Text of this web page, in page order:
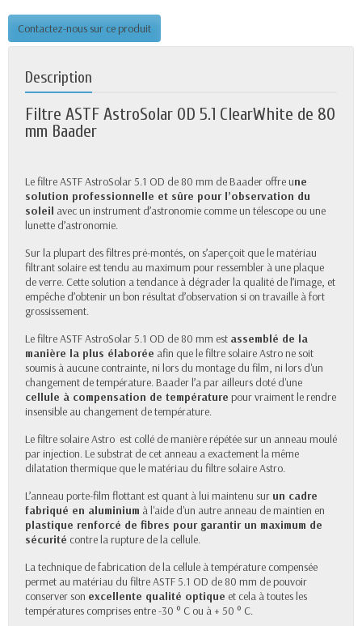
Contactez-nous sur ce produit
Description
Filtre ASTF AstroSolar OD 5.1 ClearWhite de 80
mm Baader
Le filtre ASTF AstroSolar 5.1 OD de 80 mm de Baader offre une
solution professionnelle et sûre pour l’observation du
soleil avec un instrument d’astronomie comme un télescope ou une
lunette d’astronomie.
Sur la plupart des filtres pré-montés, on s’aperçoit que le matériau
filtrant solaire est tendu au maximum pour ressembler à une plaque
de verre. Cette solution a tendance à dégrader la qualité de l’image, et
empêche d’obtenir un bon résultat d’observation si on travaille à fort
grossissement.
Le filtre ASTF AstroSolar 5.1 OD de 80 mm est assemblé de la
manière la plus élaborée afin que le filtre solaire Astro ne soit
soumis à aucune contrainte, ni lors du montage du film, ni lors d'un
changement de température. Baader l’a par ailleurs doté d'une
cellule à compensation de température pour vraiment le rendre
insensible au changement de température.
Le filtre solaire Astro est collé de manière répétée sur un anneau moulé
par injection. Le substrat de cet anneau a exactement la même
dilatation thermique que le matériau du filtre solaire Astro.
L’anneau porte-film flottant est quant à lui maintenu sur un cadre
fabriqué en aluminium à l'aide d'un autre anneau de maintien en
plastique renforcé de fibres pour garantir un maximum de
sécurité contre la rupture de la cellule.
La technique de fabrication de la cellule à température compensée
permet au matériau du filtre ASTF 5.1 OD de 80 mm de pouvoir
conserver son excellente qualité optique et cela à toutes les
températures comprises entre -30 ° C ou à + 50 ° C.